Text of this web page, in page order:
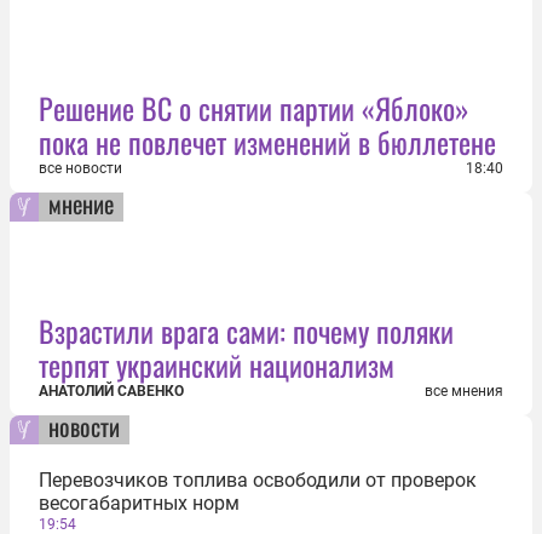
Решение ВС о снятии партии «Яблоко»
пока не повлечет изменений в бюллетене
все новости 18:40
мнение
Взрастили врага сами: почему поляки
терпят украинский национализм
АНАТОЛИЙ САВЕНКО все мнения
новости
Перевозчиков топлива освободили от проверок
весогабаритных норм
19:54